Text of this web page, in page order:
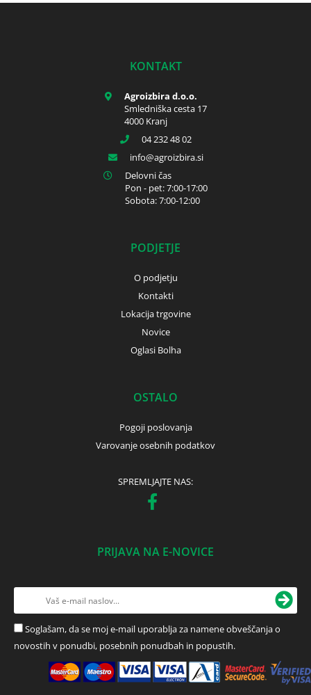
KONTAKT
Agroizbira d.o.o.
Smledniška cesta 17
4000 Kranj
04 232 48 02
info
agroizbira.si
Delovni čas
Pon - pet: 7:00-17:00
Sobota: 7:00-12:00
PODJETJE
O podjetju
Kontakti
Lokacija trgovine
Novice
Oglasi Bolha
OSTALO
Pogoji poslovanja
Varovanje osebnih podatkov
SPREMLJAJTE NAS:
PRIJAVA NA E-NOVICE
Soglašam, da se moj e-mail uporablja za namene obveščanja o
novostih v ponudbi, posebnih ponudbah in popustih.